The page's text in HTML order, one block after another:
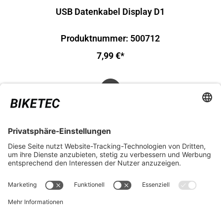
USB Datenkabel Display D1
Produktnummer: 500712
7,99 €*